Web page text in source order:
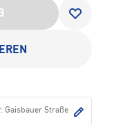
Gaisbauer Straße